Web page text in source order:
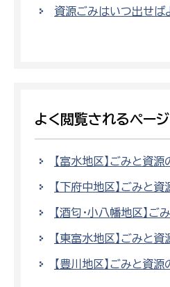
資源ごみはいつ出せば
よく閲覧されるページ
【富水地区】ごみと資源
【下府中地区】ごみと資
【酒匂・小八幡地区】ご
【東富水地区】ごみと資
【豊川地区】ごみと資源